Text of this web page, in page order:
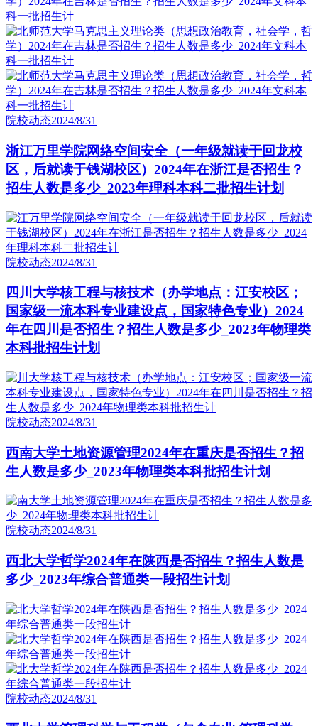
院校动态2024/8/31
浙江万里学院网络空间安全（一年级就读于回龙校
区，后就读于钱湖校区）2024年在浙江是否招生？
招生人数是多少_2023年理科本科二批招生计划
院校动态2024/8/31
四川大学核工程与核技术（办学地点：江安校区；
国家级一流本科专业建设点，国家特色专业）2024
年在四川是否招生？招生人数是多少_2023年物理类
本科批招生计划
院校动态2024/8/31
西南大学土地资源管理2024年在重庆是否招生？招
生人数是多少_2023年物理类本科批招生计划
院校动态2024/8/31
西北大学哲学2024年在陕西是否招生？招生人数是
多少_2023年综合普通类一段招生计划
院校动态2024/8/31